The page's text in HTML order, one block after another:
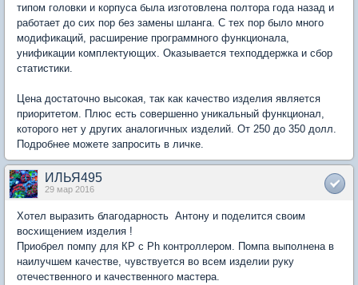
типом головки и корпуса была изготовлена полтора года назад и
работает до сих пор без замены шланга. С тех пор было много
модификаций, расширение программного функционала,
унификации комплектующих. Оказывается техподдержка и сбор
статистики.
Цена достаточно высокая, так как качество изделия является
приоритетом. Плюс есть совершенно уникальный функционал,
которого нет у других аналогичных изделий. От 250 до 350 долл.
Подробнее можете запросить в личке.
ИЛЬЯ495
29 мар 2016
Хотел выразить благодарность Антону и поделится своим
восхищением изделия !
Приобрел помпу для КР с Ph контроллером. Помпа выполнена в
наилучшем качестве, чувствуется во всем изделии руку
отечественного и качественного мастера.